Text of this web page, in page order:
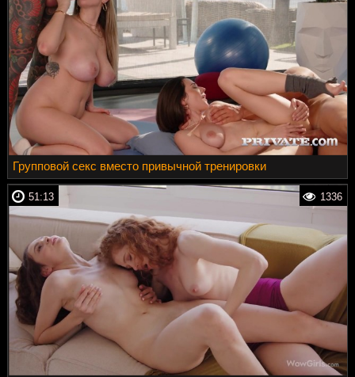
Групповой секс вместо привычной тренировки
1336
51:13